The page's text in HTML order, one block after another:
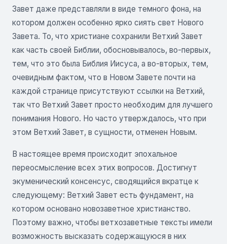
Завет даже представляли в виде темного фона, на
котором должен особенно ярко сиять свет Нового
Завета. То, что христиане сохранили Ветхий Завет
как часть своей Библии, обосновывалось, во-первых,
тем, что это была Библия Иисуса, а во-вторых, тем,
очевидным фактом, что в Новом Завете почти на
каждой странице присутствуют ссылки на Ветхий,
так что Ветхий Завет просто необходим для лучшего
понимания Нового. Но часто утверждалось, что при
этом Ветхий Завет, в сущности, отменен Новым.
В настоящее время происходит эпохальное
переосмысление всех этих вопросов. Достигнут
экуменический консенсус, сводящийся вкратце к
следующему: Ветхий Завет есть фундамент, на
котором основано новозаветное христианство.
Поэтому важно, чтобы ветхозаветные тексты имели
возможность высказать содержащуюся в них